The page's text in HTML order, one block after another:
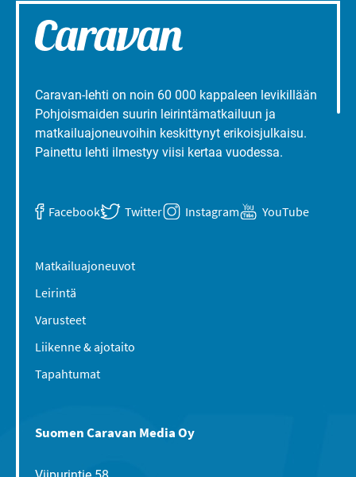
Caravan-lehti on noin 60 000 kappaleen levikillään
Pohjoismaiden suurin leirintämatkailuun ja
matkailuajoneuvoihin keskittynyt erikoisjulkaisu.
Painettu lehti ilmestyy viisi kertaa vuodessa.
Facebook Twitter Instagram YouTube
Matkailuajoneuvot
Leirintä
Varusteet
Liikenne & ajotaito
Tapahtumat
Suomen Caravan Media Oy